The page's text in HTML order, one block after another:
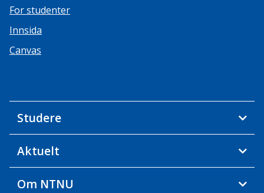
For studenter
Innsida
Canvas
Studere
Aktuelt
Om NTNU